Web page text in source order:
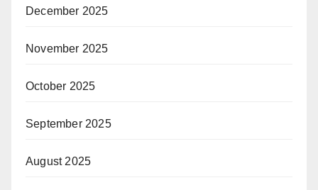
December 2025
November 2025
October 2025
September 2025
August 2025